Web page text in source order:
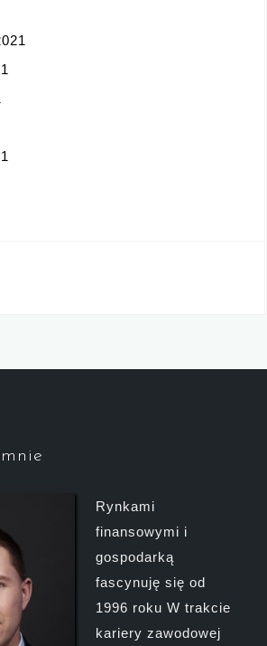
Rynkami
finansowymi i
gospodarką
fascynuję się od
1996 roku W trakcie
kariery zawodowej